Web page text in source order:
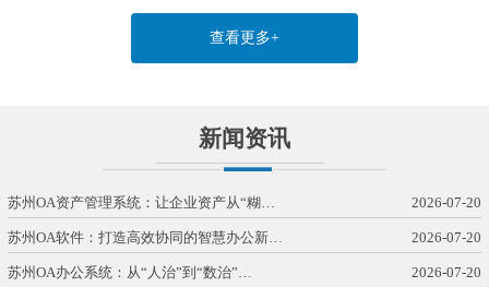
查看更多+
新闻资讯
苏州OA资产管理系统：让企业资产从“糊… 2026-07-20
苏州OA软件：打造高效协同的智慧办公新… 2026-07-20
苏州OA办公系统：从“人治”到“数治”… 2026-07-20